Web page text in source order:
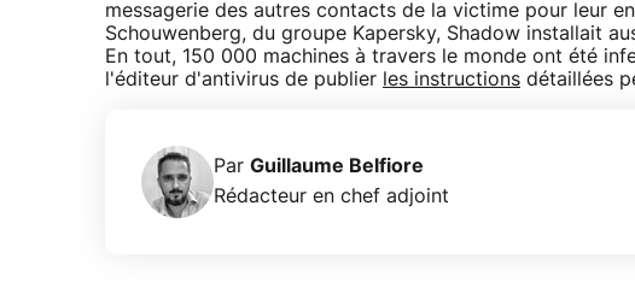
messagerie des autres contacts de la victime pour leur
Schouwenberg, du groupe Kapersky, Shadow installait
En tout, 150 000 machines à travers le monde ont été
l'éditeur d'antivirus de publier les instructions détaillées
Par Guillaume Belfiore
Rédacteur en chef adjoint